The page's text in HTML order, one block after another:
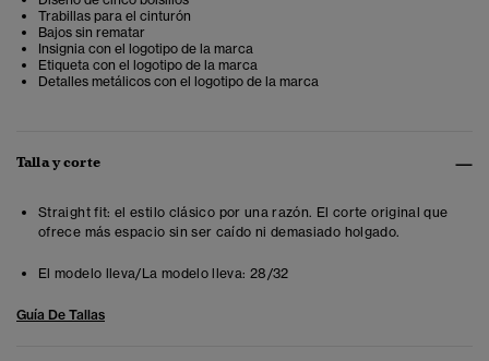
Trabillas para el cinturón
Bajos sin rematar
Insignia con el logotipo de la marca
Etiqueta con el logotipo de la marca
Detalles metálicos con el logotipo de la marca
Talla y corte
Straight fit: el estilo clásico por una razón. El corte original que
ofrece más espacio sin ser caído ni demasiado holgado.
El modelo lleva/La modelo lleva: 28/32
Guía De Tallas